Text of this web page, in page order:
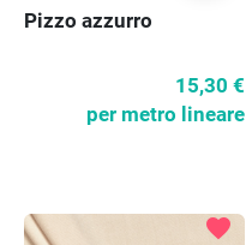
Pizzo azzurro
15,30 €
per metro lineare
favorite